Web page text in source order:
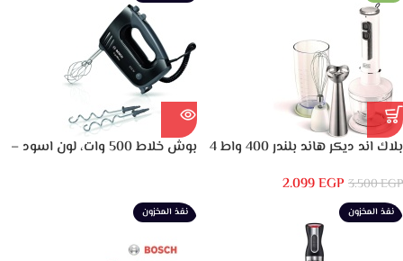
بلاك اند ديكر هاند بلندر 400 واط 4
SB4000-B5
3.500EGP
2.099EGP
بوش خلاط 500 وات، لون اسود –
نفذ المخزون نفذ المخزون